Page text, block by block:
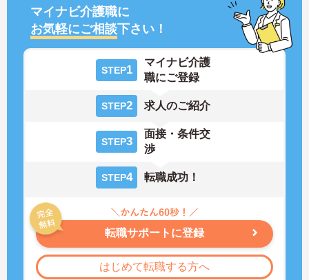
マイナビ介護職に
お気軽にご相談下さい！
STEP1
マイナビ介護
職にご登録
STEP2 求人のご紹介
STEP3
面接・条件交
渉
STEP4 転職成功！
転職サポートに登録
はじめて転職する方へ